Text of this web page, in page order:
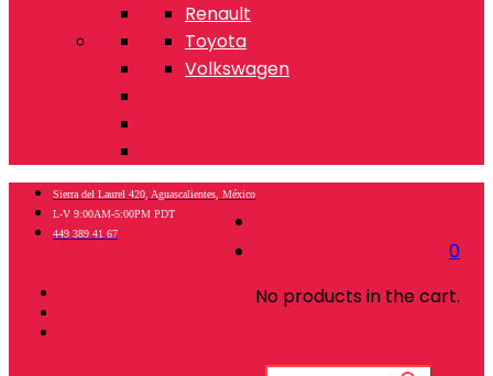
Renault
Toyota
Volkswagen
0
No products in the cart.
Sierra del Laurel 420, Aguascalientes, México
L-V 9:00AM-5:00PM PDT
449 389 41 67